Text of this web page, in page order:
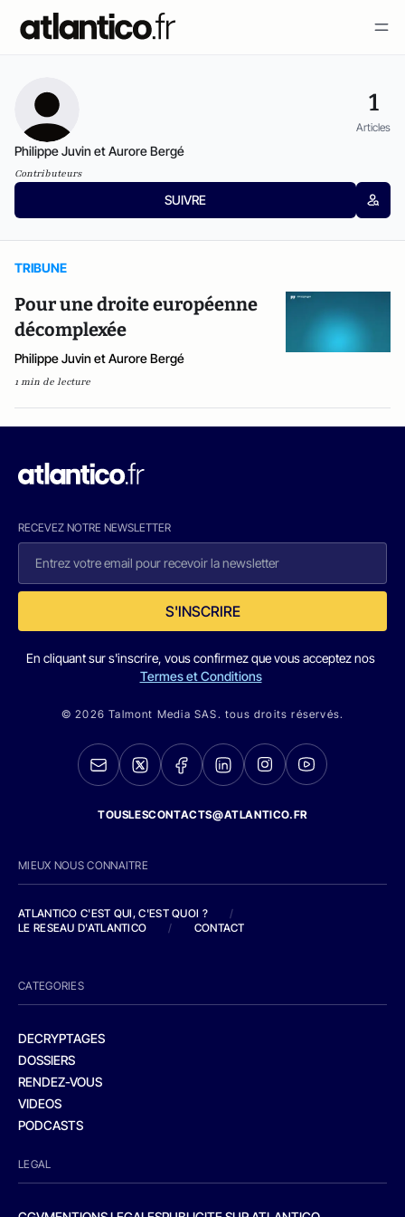
1
Articles
Philippe Juvin et Aurore Bergé
Contributeurs
SUIVRE
TRIBUNE
Pour une droite européenne
décomplexée
Philippe Juvin et Aurore Bergé
1 min de lecture
RECEVEZ NOTRE NEWSLETTER
S'INSCRIRE
En cliquant sur s'inscrire, vous confirmez que vous acceptez nos
Termes et Conditions
© 2026 Talmont Media SAS. tous droits réservés.
TOUSLESCONTACTS@ATLANTICO.FR
MIEUX NOUS CONNAITRE
ATLANTICO C'EST QUI, C'EST QUOI ?
/
LE RESEAU D'ATLANTICO
/ CONTACT
CATEGORIES
DECRYPTAGES
DOSSIERS
RENDEZ-VOUS
VIDEOS
PODCASTS
LEGAL